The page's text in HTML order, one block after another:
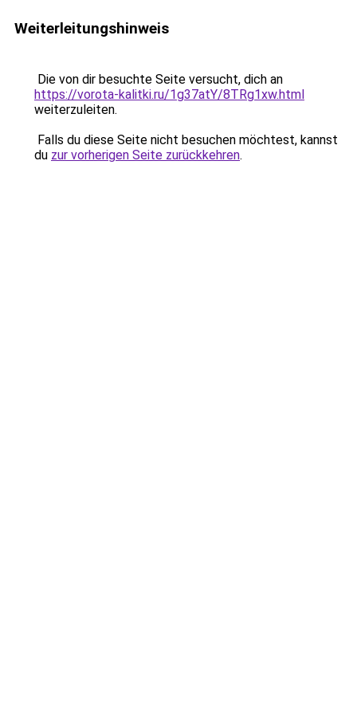
Weiterleitungshinweis
Die von dir besuchte Seite versucht, dich an
https://vorota-kalitki.ru/1g37atY/8TRg1xw.html
weiterzuleiten.
Falls du diese Seite nicht besuchen möchtest, kannst
du zur vorherigen Seite zurückkehren.